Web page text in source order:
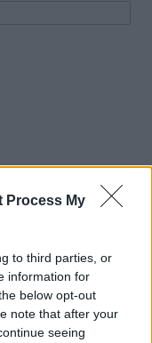
Process My
to third parties, or
information for
below opt-out
note that after your
seeing